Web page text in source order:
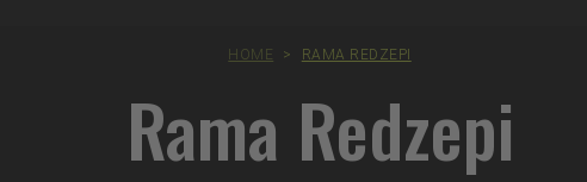
HOME > RAMA REDZEPI
Rama Redzepi